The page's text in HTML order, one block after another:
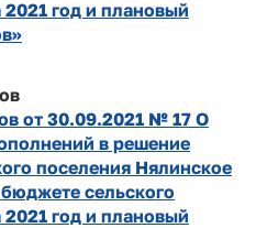
год и плановый
от 30.09.2021 № 17 О
в решение
поселения Нялинское
сельского
год и плановый